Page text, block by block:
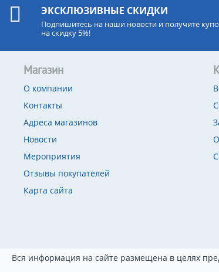
ЭКСКЛЮЗИВНЫЕ СКИДКИ
Подпишитесь на наши новости и получите
на скидку 5%!
Магазин
О компании
Контакты
Адреса магазинов
Новости
Мероприятия
Отзывы покупателей
Карта сайта
Вся информация на сайте размещена в целях